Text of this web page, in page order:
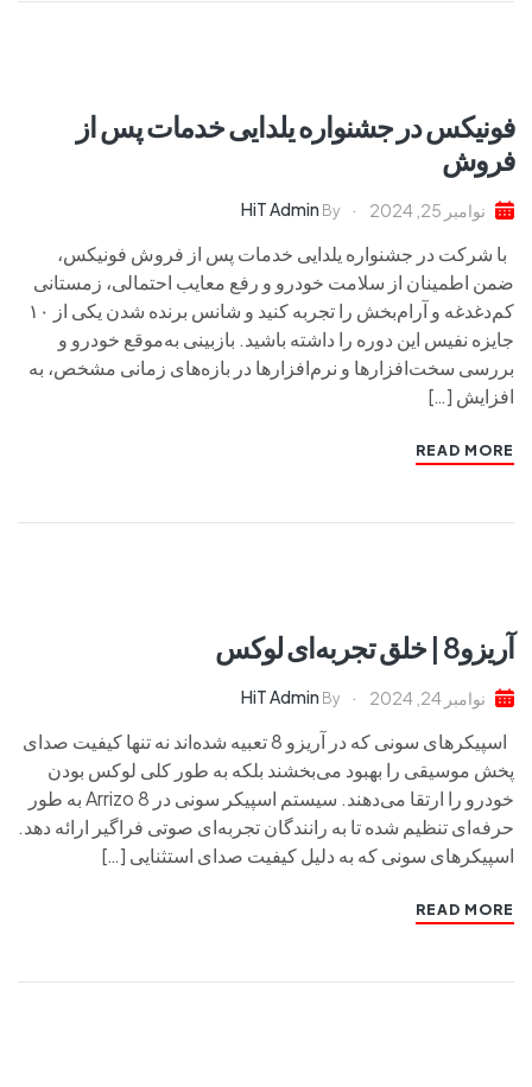
فونیکس در جشنواره یلدایی خدمات پس از
فروش
نوامبر 25, 2024 By
HiT Admin
با شرکت در جشنواره یلدایی خدمات پس از فروش فونیکس،
ضمن اطمینان از سلامت خودرو و رفع معایب احتمالی، زمستانی
کم‌دغدغه و آرام‌بخش را تجربه کنید و شانس برنده شدن یکی از ۱۰
جایزه نفیس این دوره را داشته باشید. بازبینی به‌موقع خودرو و
بررسی سخت‌افزارها و نرم‌افزارها در بازه‌های زمانی مشخص، به
افزایش […]
READ MORE
آریزو8 | خلق تجربه‌ای لوکس
نوامبر 24, 2024 By
HiT Admin
اسپیکرهای سونی که در آریزو 8 تعبیه شده‌اند نه تنها کیفیت صدای
پخش موسیقی را بهبود می‌بخشند بلکه به طور کلی لوکس بودن
خودرو را ارتقا می‌دهند. سیستم اسپیکر سونی در Arrizo 8 به طور
حرفه‌ای تنظیم شده تا به رانندگان تجربه‌ای صوتی فراگیر ارائه دهد.
اسپیکرهای سونی که به دلیل کیفیت صدای استثنایی […]
READ MORE